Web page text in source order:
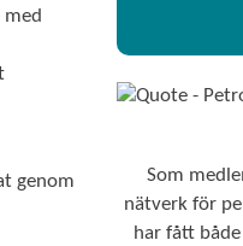
genom
Som
nätverk för
har fått